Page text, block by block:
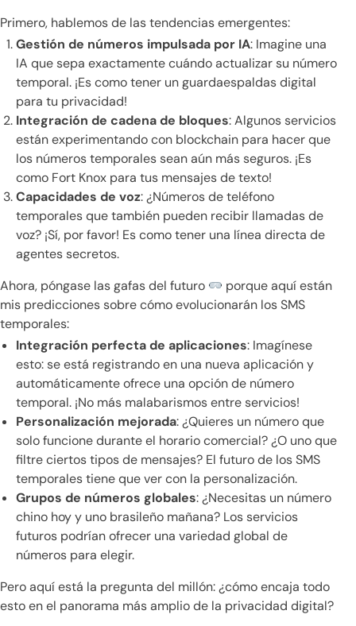
Primero, hablemos de las tendencias emergentes:
Gestión de números impulsada por IA: Imagine una
IA que sepa exactamente cuándo actualizar su número
temporal. ¡Es como tener un guardaespaldas digital
para tu privacidad!
Integración de cadena de bloques: Algunos servicios
están experimentando con blockchain para hacer que
los números temporales sean aún más seguros. ¡Es
como Fort Knox para tus mensajes de texto!
Capacidades de voz: ¿Números de teléfono
temporales que también pueden recibir llamadas de
voz? ¡Sí, por favor! Es como tener una línea directa de
agentes secretos.
Ahora, póngase las gafas del futuro
porque aquí están
mis predicciones sobre cómo evolucionarán los SMS
temporales:
Integración perfecta de aplicaciones: Imagínese
esto: se está registrando en una nueva aplicación y
automáticamente ofrece una opción de número
temporal. ¡No más malabarismos entre servicios!
Personalización mejorada: ¿Quieres un número que
solo funcione durante el horario comercial? ¿O uno que
filtre ciertos tipos de mensajes? El futuro de los SMS
temporales tiene que ver con la personalización.
Grupos de números globales: ¿Necesitas un número
chino hoy y uno brasileño mañana? Los servicios
futuros podrían ofrecer una variedad global de
números para elegir.
Pero aquí está la pregunta del millón: ¿cómo encaja todo
esto en el panorama más amplio de la privacidad digital?